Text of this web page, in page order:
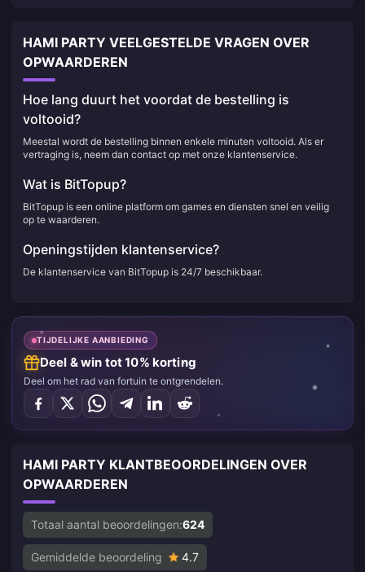
HAMI PARTY VEELGESTELDE VRAGEN OVER
OPWAARDEREN
Hoe lang duurt het voordat de bestelling is
voltooid?
Meestal wordt de bestelling binnen enkele minuten voltooid. Als er
vertraging is, neem dan contact op met onze klantenservice.
Wat is BitTopup?
BitTopup is een online platform om games en diensten snel en veilig
op te waarderen.
Openingstijden klantenservice?
De klantenservice van BitTopup is 24/7 beschikbaar.
TIJDELIJKE AANBIEDING
Deel & win tot 10% korting
Deel om het rad van fortuin te ontgrendelen.
HAMI PARTY KLANTBEOORDELINGEN OVER
OPWAARDEREN
Totaal aantal beoordelingen:624
Gemiddelde beoordeling 4.7